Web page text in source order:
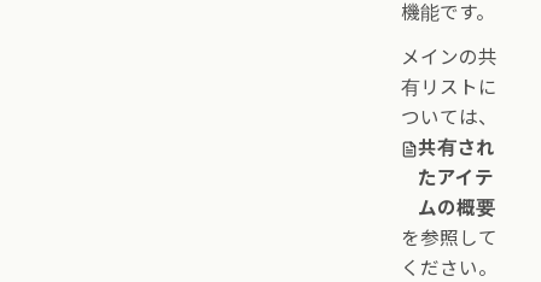
機能です。
メインの共
有リストに
ついては、
共有され
たアイテ
ムの概要
を参照して
ください。